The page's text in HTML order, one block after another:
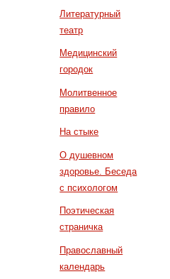
Литературный
театр
Медицинский
городок
Молитвенное
правило
На стыке
О душевном
здоровье. Беседа
с психологом
Поэтическая
страничка
Православный
календарь